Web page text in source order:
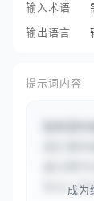
输入术语
输出语言
提示词内容
通过撰
答应以
成为